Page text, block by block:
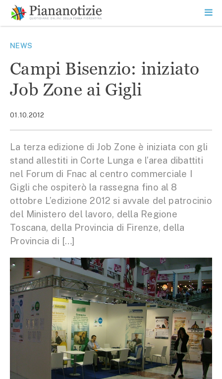
contenuto
SEARCH
NEWS
Campi Bisenzio: iniziato
Job Zone ai Gigli
01.10.2012
La terza edizione di Job Zone è iniziata con gli
stand allestiti in Corte Lunga e l’area dibattiti
nel Forum di Fnac al centro commerciale I
Gigli che ospiterò la rassegna fino al 8
ottobre L’edizione 2012 si avvale del patrocinio
del Ministero del lavoro, della Regione
Toscana, della Provincia di Firenze, della
Provincia di […]